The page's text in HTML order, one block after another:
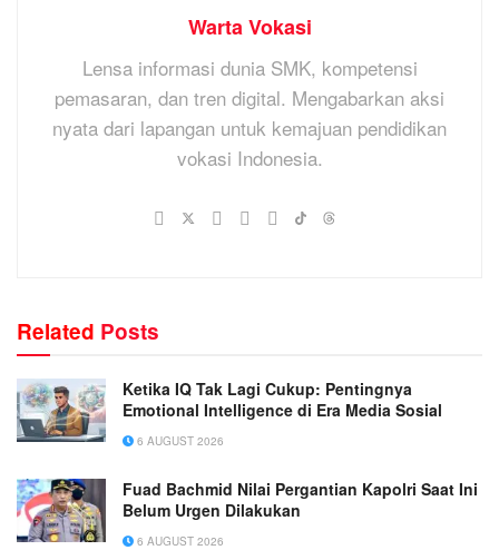
Warta Vokasi
Lensa informasi dunia SMK, kompetensi
pemasaran, dan tren digital. Mengabarkan aksi
nyata dari lapangan untuk kemajuan pendidikan
vokasi Indonesia.
Related Posts
Ketika IQ Tak Lagi Cukup: Pentingnya
Emotional Intelligence di Era Media Sosial
6 AUGUST 2026
Fuad Bachmid Nilai Pergantian Kapolri Saat Ini
Belum Urgen Dilakukan
6 AUGUST 2026